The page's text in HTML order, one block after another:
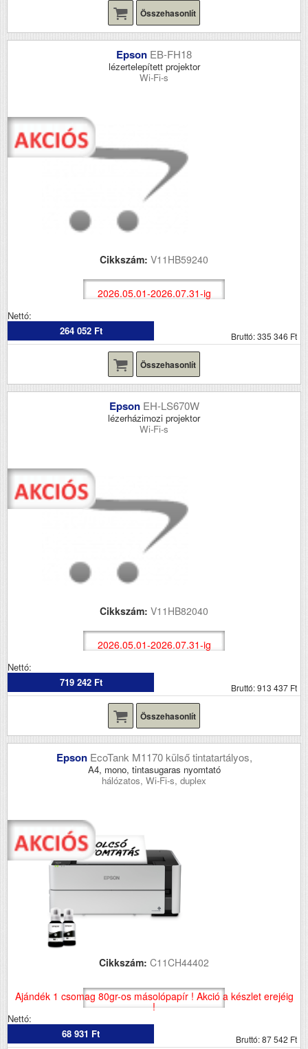
Összehasonlít
Epson EB-FH18
lézertelepített projektor
Wi-Fi-s
Cikkszám: V11HB59240
2026.05.01-2026.07.31-ig
Nettó:
264 052 Ft
Bruttó: 335 346 Ft
Összehasonlít
Epson EH-LS670W
lézerházimozi projektor
Wi-Fi-s
Cikkszám: V11HB82040
2026.05.01-2026.07.31-ig
Nettó:
719 242 Ft
Bruttó: 913 437 Ft
Összehasonlít
Epson EcoTank M1170 külső tintatartályos,
A4, mono, tintasugaras nyomtató
hálózatos, Wi-Fi-s, duplex
Cikkszám: C11CH44402
Ajándék 1 csomag 80gr-os másolópapír ! Akció a készlet erejéig
!
Nettó:
68 931 Ft
Bruttó: 87 542 Ft